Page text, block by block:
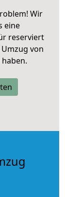
Wir
eine
reserviert
von